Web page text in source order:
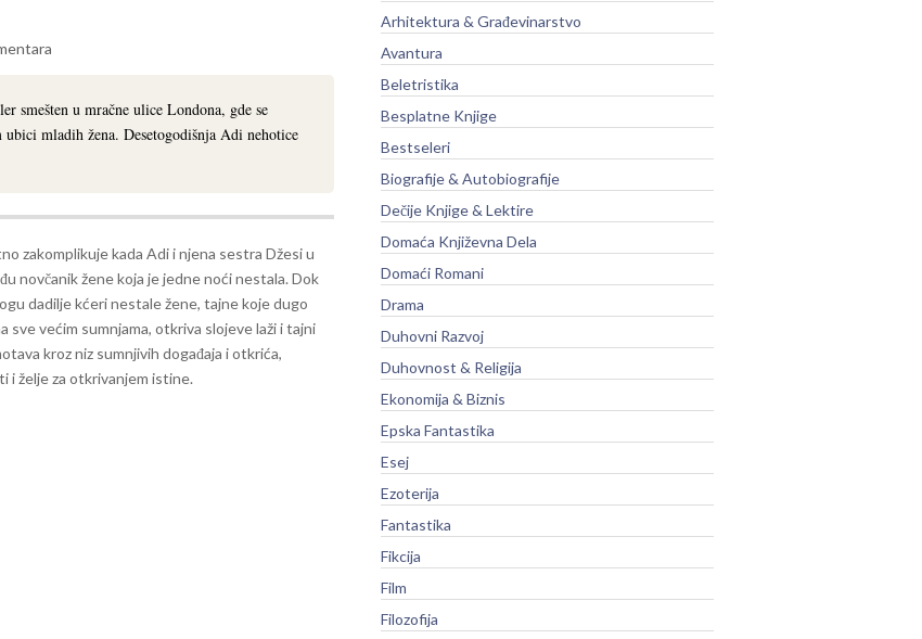
smešten u mračne ulice Londona, gde se
mladih žena. Desetogodišnja Adi nehotice
zakomplikuje kada Adi i njena sestra Džesi u
novčanik žene koja je jedne noći nestala. Dok
dadilje kćeri nestale žene, tajne koje dugo
sve većim sumnjama, otkriva slojeve laži i tajni
kroz niz sumnjivih događaja i otkrića,
i želje za otkrivanjem istine.
Arhitektura & Građevinarstvo
Avantura
Beletristika
Besplatne Knjige
Bestseleri
Biografije & Autobiografije
Dečije Knjige & Lektire
Domaća Književna Dela
Domaći Romani
Drama
Duhovni Razvoj
Duhovnost & Religija
Ekonomija & Biznis
Epska Fantastika
Esej
Ezoterija
Fantastika
Fikcija
Film
Filozofija